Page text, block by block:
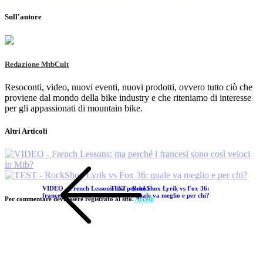
Sull'autore
Redazione MtbCult
Resoconti, video, nuovi eventi, nuovi prodotti, ovvero tutto ciò che
proviene dal mondo della bike industry e che riteniamo di interesse
per gli appassionati di mountain bike.
Altri Articoli
VIDEO - French Lessons: ma perché i
francesi sono così veloci in Mtb?
TEST - RockShox Lyrik vs Fox 36:
quale va meglio e per chi?
Per commentare devi essere registrato al sito.Accedi